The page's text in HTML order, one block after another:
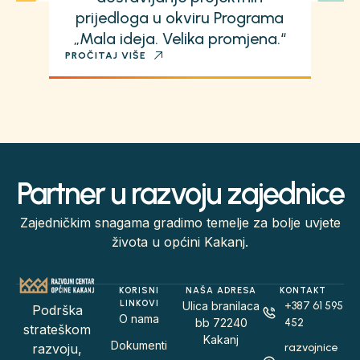
prijedloga u okviru Programa
„Mala ideja. Velika promjena.“
PROČITAJ VIŠE
Partner u razvoju zajednice
Zajedničkim snagama gradimo temelje za bolje uvjete
života u općini Kakanj.
Podrška
strateškom
razvoju,
KORISNI
LINKOVI
O nama
Dokumenti
NAŠA ADRESA
Ulica branilaca
bb 72240
Kakanj
KONTAKT
+387 61 595
452
razvojnice